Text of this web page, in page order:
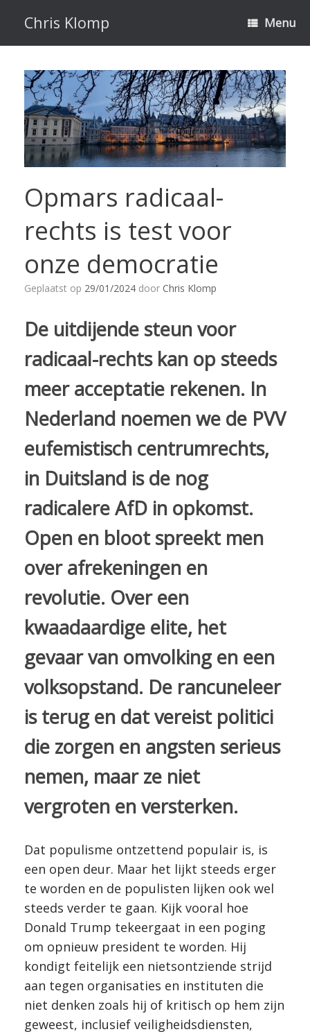
inhoud
Chris Klomp Menu
Opmars radicaal-
rechts is test voor
onze democratie
Geplaatst op 29/01/2024 door Chris Klomp
De uitdijende steun voor
radicaal-rechts kan op steeds
meer acceptatie rekenen. In
Nederland noemen we de PVV
eufemistisch centrumrechts,
in Duitsland is de nog
radicalere AfD in opkomst.
Open en bloot spreekt men
over afrekeningen en
revolutie. Over een
kwaadaardige elite, het
gevaar van omvolking en een
volksopstand. De rancuneleer
is terug en dat vereist politici
die zorgen en angsten serieus
nemen, maar ze niet
vergroten en versterken.
Dat populisme ontzettend populair is, is
een open deur. Maar het lijkt steeds erger
te worden en de populisten lijken ook wel
steeds verder te gaan. Kijk vooral hoe
Donald Trump tekeergaat in een poging
om opnieuw president te worden. Hij
kondigt feitelijk een nietsontziende strijd
aan tegen organisaties en instituten die
niet denken zoals hij of kritisch op hem zijn
geweest, inclusief veiligheidsdiensten,